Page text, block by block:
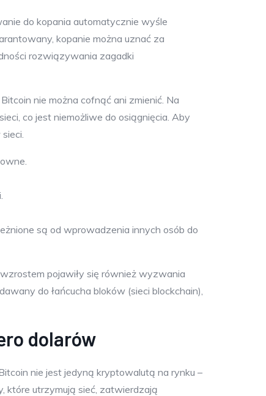
do kopania automatycznie wyśle
kopanie można uznać za
rozwiązywania zagadki
nie można cofnąć ani zmienić. Na
co jest niemożliwe do osiągnięcia. Aby
są od wprowadzenia innych osób do
pojawiły się również wyzwania
do łańcucha bloków (sieci blockchain),
dolarów
nie jest jedyną kryptowalutą na rynku –
które utrzymują sieć, zatwierdzają